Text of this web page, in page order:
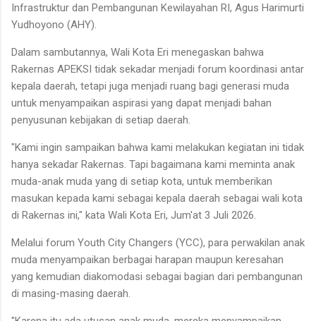
Infrastruktur dan Pembangunan Kewilayahan RI, Agus Harimurti
Yudhoyono (AHY).
Dalam sambutannya, Wali Kota Eri menegaskan bahwa
Rakernas APEKSI tidak sekadar menjadi forum koordinasi antar
kepala daerah, tetapi juga menjadi ruang bagi generasi muda
untuk menyampaikan aspirasi yang dapat menjadi bahan
penyusunan kebijakan di setiap daerah.
"Kami ingin sampaikan bahwa kami melakukan kegiatan ini tidak
hanya sekadar Rakernas. Tapi bagaimana kami meminta anak
muda-anak muda yang di setiap kota, untuk memberikan
masukan kepada kami sebagai kepala daerah sebagai wali kota
di Rakernas ini," kata Wali Kota Eri, Jum'at 3 Juli 2026.
Melalui forum Youth City Changers (YCC), para perwakilan anak
muda menyampaikan berbagai harapan maupun keresahan
yang kemudian diakomodasi sebagai bagian dari pembangunan
di masing-masing daerah.